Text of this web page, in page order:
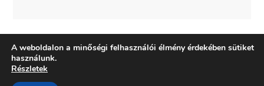
A weboldalon a minőségi felhasználói élmény érdekében sütiket
használunk.
Részletek